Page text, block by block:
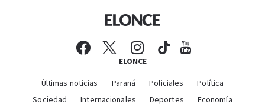
ELONCE
Últimas noticias Paraná Policiales
Política
Sociedad
Internacionales Deportes
Economía